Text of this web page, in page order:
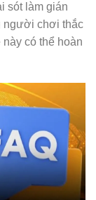
sót làm gián
người chơi thắc
có thể hoàn